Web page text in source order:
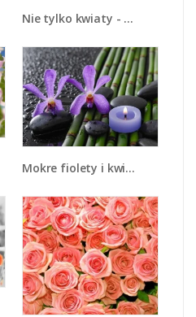
Nie tylko kwiaty - K884
Mokre fiolety i kwiaty - K880